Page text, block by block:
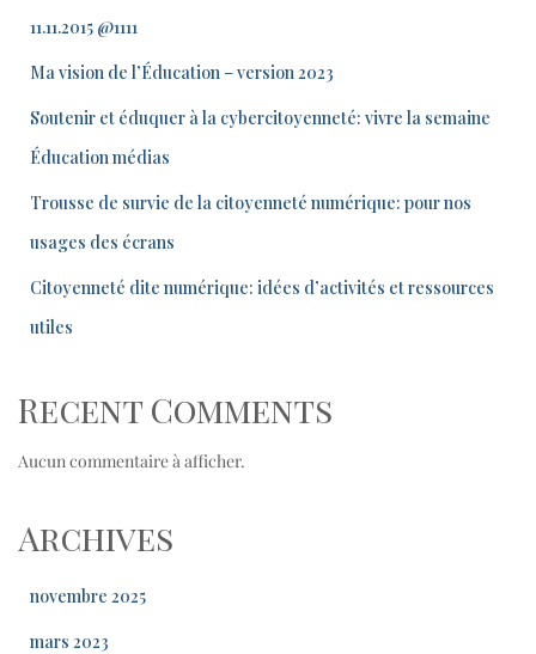
11.11.2015 @1111
Ma vision de l’Éducation – version 2023
Soutenir et éduquer à la cybercitoyenneté: vivre la semaine
Éducation médias
Trousse de survie de la citoyenneté numérique: pour nos
usages des écrans
Citoyenneté dite numérique: idées d’activités et ressources
utiles
Recent Comments
Aucun commentaire à afficher.
Archives
novembre 2025
mars 2023